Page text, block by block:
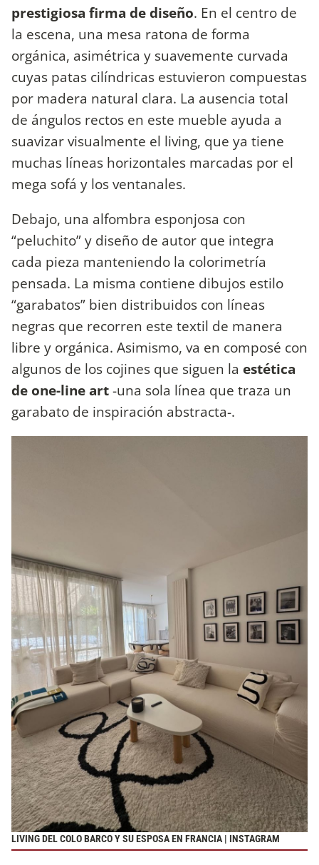
prestigiosa firma de diseño. En el centro de
la escena, una mesa ratona de forma
orgánica, asimétrica y suavemente curvada
cuyas patas cilíndricas estuvieron compuestas
por madera natural clara. La ausencia total
de ángulos rectos en este mueble ayuda a
suavizar visualmente el living, que ya tiene
muchas líneas horizontales marcadas por el
mega sofá y los ventanales.
Debajo, una alfombra esponjosa con
“peluchito” y diseño de autor que integra
cada pieza manteniendo la colorimetría
pensada. La misma contiene dibujos estilo
“garabatos” bien distribuidos con líneas
negras que recorren este textil de manera
libre y orgánica. Asimismo, va en composé con
algunos de los cojines que siguen la estética
de one-line art-una sola línea que traza un
garabato de inspiración abstracta-.
LIVING DEL COLO BARCO Y SU ESPOSA EN FRANCIA | INSTAGRAM